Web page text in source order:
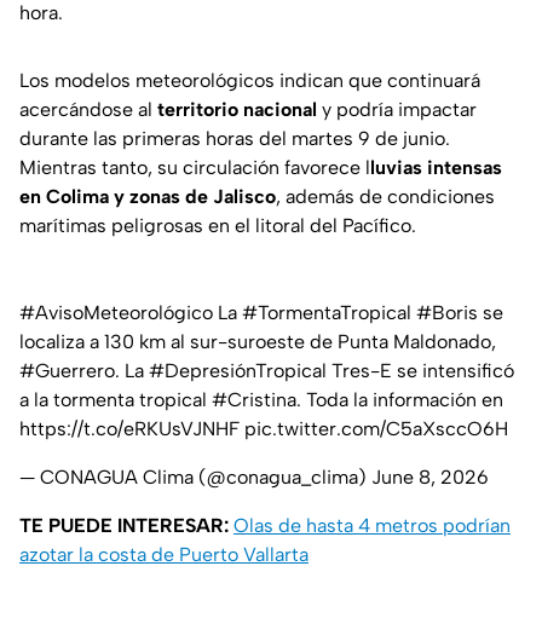
hora.
Los modelos meteorológicos indican que continuará
acercándose al territorio nacional y podría impactar
durante las primeras horas del martes 9 de junio.
Mientras tanto, su circulación favorece lluvias intensas
en Colima y zonas de Jalisco, además de condiciones
marítimas peligrosas en el litoral del Pacífico.
#AvisoMeteorológico La #TormentaTropical #Boris se
localiza a 130 km al sur-suroeste de Punta Maldonado,
#Guerrero. La #DepresiónTropical Tres-E se intensificó
a la tormenta tropical #Cristina. Toda la información en
https://t.co/eRKUsVJNHF pic.twitter.com/C5aXsccO6H
— CONAGUA Clima (@conagua_clima) June 8, 2026
TE PUEDE INTERESAR: Olas de hasta 4 metros podrían
azotar la costa de Puerto Vallarta